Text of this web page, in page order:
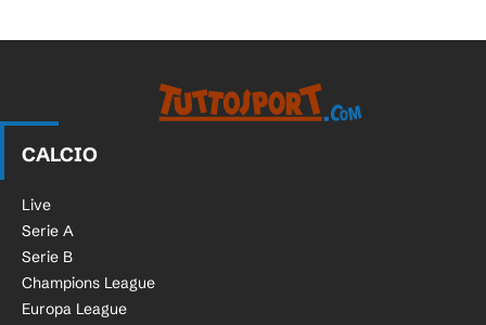
CALCIO
Live
Serie A
Serie B
Champions League
Europa League